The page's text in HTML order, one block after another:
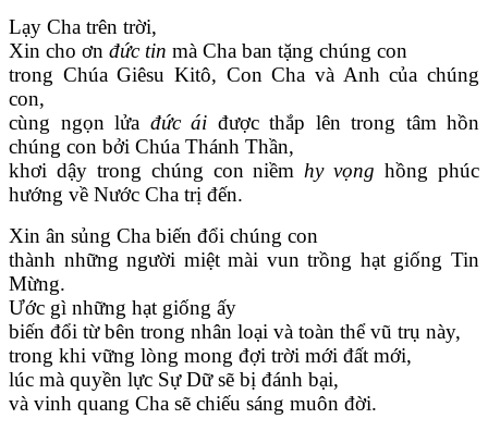
Lạy Cha trên trời,
Xin cho ơn đức tin mà Cha ban tặng chúng con
trong Chúa Giêsu Kitô, Con Cha và Anh của chúng
con,
cùng ngọn lửa đức ái được thắp lên trong tâm hồn
chúng con bởi Chúa Thánh Thần,
khơi dậy trong chúng con niềm hy vọng hồng phúc
hướng về Nước Cha trị đến.
Xin ân sủng Cha biến đổi chúng con
thành những người miệt mài vun trồng hạt giống Tin
Mừng.
Ước gì những hạt giống ấy
biến đổi từ bên trong nhân loại và toàn thể vũ trụ này,
trong khi vững lòng mong đợi trời mới đất mới,
lúc mà quyền lực Sự Dữ sẽ bị đánh bại,
và vinh quang Cha sẽ chiếu sáng muôn đời.